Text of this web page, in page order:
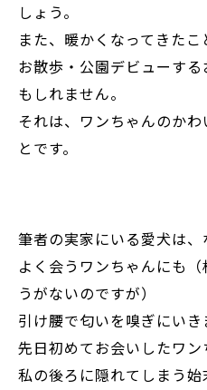
しょう。
また、暖かくなってきたこ
お散歩・公園デビューす
もしれません。
それは、ワンちゃんのか
とです。
筆者の実家にいる愛犬は、
よく会うワンちゃんにも
うがないのですが）
引け腰で匂いを嗅ぎにいき
先日初めてお会いしたワン
私の後ろに隠れてしまう始